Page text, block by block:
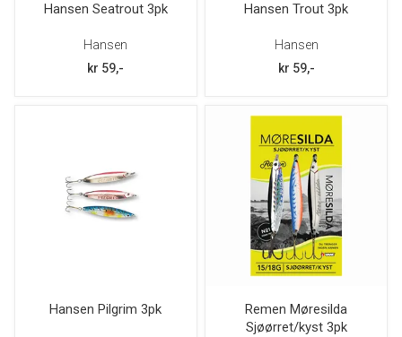
Hansen Seatrout 3pk
Hansen
kr 59,-
Hansen Trout 3pk
Hansen
kr 59,-
Hansen Pilgrim 3pk
Remen Møresilda
Sjøørret/kyst 3pk